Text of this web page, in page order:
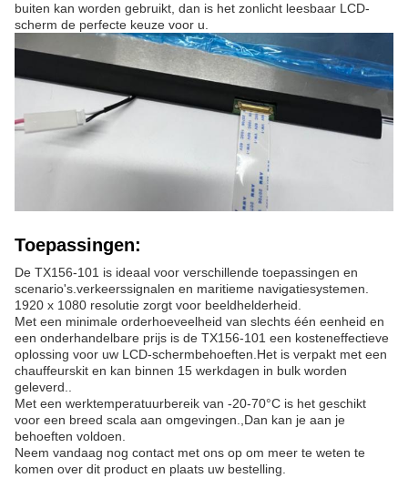
buiten kan worden gebruikt, dan is het zonlicht leesbaar LCD-
scherm de perfecte keuze voor u.
Toepassingen:
De TX156-101 is ideaal voor verschillende toepassingen en
scenario's.verkeerssignalen en maritieme navigatiesystemen.
1920 x 1080 resolutie zorgt voor beeldhelderheid.
Met een minimale orderhoeveelheid van slechts één eenheid en
een onderhandelbare prijs is de TX156-101 een kosteneffectieve
oplossing voor uw LCD-schermbehoeften.Het is verpakt met een
chauffeurskit en kan binnen 15 werkdagen in bulk worden
geleverd..
Met een werktemperatuurbereik van -20-70°C is het geschikt
voor een breed scala aan omgevingen.,Dan kan je aan je
behoeften voldoen.
Neem vandaag nog contact met ons op om meer te weten te
komen over dit product en plaats uw bestelling.